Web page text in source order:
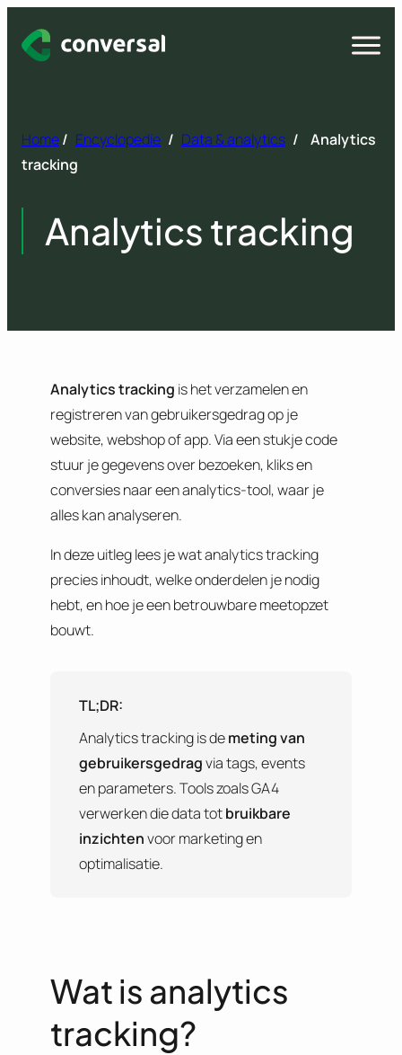
naar
Open
Home/ Encyclopedie / Data & analytics /
Analytics
tracking
Analytics tracking
Analytics tracking is het verzamelen en
registreren van gebruikersgedrag op je
website, webshop of app. Via een stukje code
stuur je gegevens over bezoeken, kliks en
conversies naar een analytics-tool, waar je
alles kan analyseren.
In deze uitleg lees je wat analytics tracking
precies inhoudt, welke onderdelen je nodig
hebt, en hoe je een betrouwbare meetopzet
bouwt.
TL;DR:
Analytics tracking is demeting van
gebruikersgedragvia tags, events
en parameters. Tools zoals GA4
verwerken die data totbruikbare
inzichtenvoor marketing en
optimalisatie.
Wat is analytics
tracking?